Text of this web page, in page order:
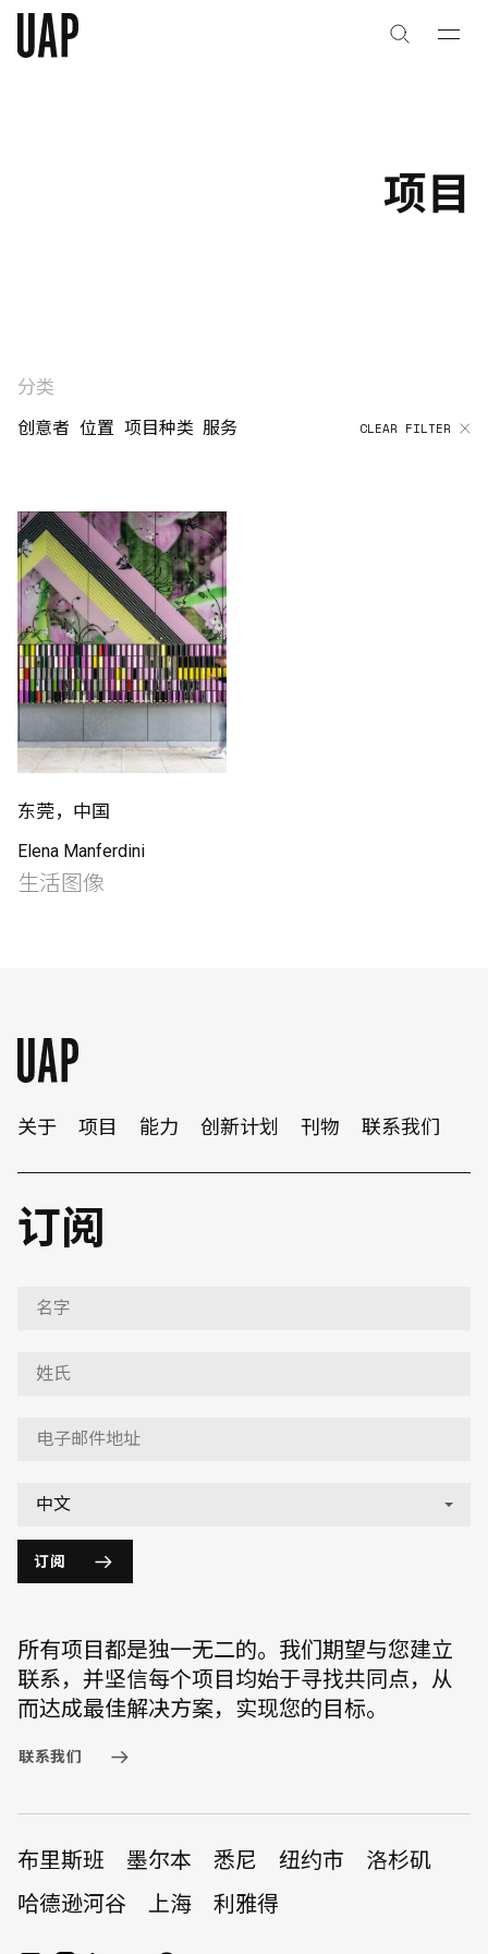
能力
制作工厂
艺术品保护部门
创新计划
刊物
项目
分类
创意者 位置 项目种类 服务 CLEAR FILTER
东莞，中国
Elena Manferdini
生活图像
关于 项目 能力 创新计划 刊物 联系我们
订阅
订阅
所有项目都是独一无二的。我们期望与您建立
联系，并坚信每个项目均始于寻找共同点，从
而达成最佳解决方案，实现您的目标。
联系我们
布里斯班 墨尔本 悉尼 纽约市
洛杉矶
哈德逊河谷
上海 利雅得